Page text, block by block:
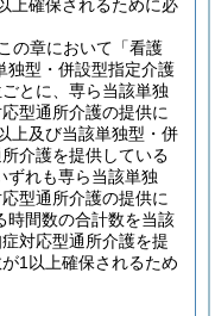
上確保されるために必
の章において「看護
型・併設型指定介護
とに、専ら当該単独
型通所介護の提供に
上及び当該単独型・併
介護を提供している
ずれも専ら当該単独
型通所介護の提供に
時間数の合計数を当該
対応型通所介護を提
1以上確保されるため